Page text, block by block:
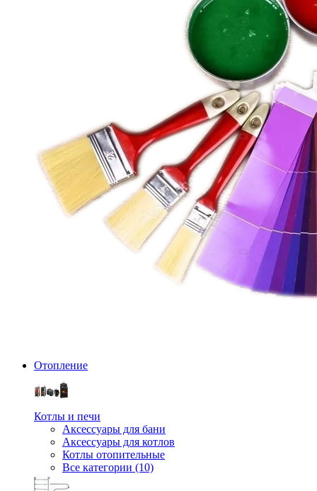
Отопление
Котлы и печи
Аксессуары для бани
Аксессуары для котлов
Котлы отопительные
Все категории (10)